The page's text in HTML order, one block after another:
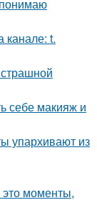
канале: t.
себе макияж и
упархивают из
моменты,